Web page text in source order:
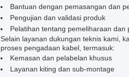
Bantuan dengan pemasangan dan
Pengujian dan validasi produk
Pelatihan tentang pemeliharaan dan
Selain layanan dukungan teknis kami,
proses pengadaan kabel, termasuk:
Kemasan dan pelabelan khusus
Layanan kiting dan sub-montage